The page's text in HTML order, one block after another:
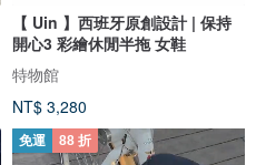
【 Uin 】西班牙原創設計 | 保持
開心3 彩繪休閒半拖 女鞋
特物館
NT$ 3,280
免運 88 折